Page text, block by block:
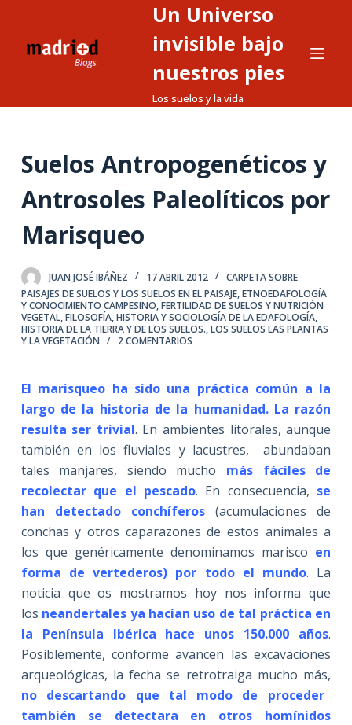
o
n
d
o
Un Universo
invisible bajo
nuestros pies
Los suelos y la vida
Suelos Antropogenéticos y
Antrosoles Paleolíticos por
Marisqueo
JUAN JOSÉ IBÁÑEZ 17 ABRIL 2012
CARPETA SOBRE
PAISAJES DE SUELOS Y LOS SUELOS EN EL PAISAJE,ETNOEDAFOLOGÍA
Y CONOCIMIENTO CAMPESINO,FERTILIDAD DE SUELOS Y NUTRICIÓN
VEGETAL,FILOSOFÍA, HISTORIA Y SOCIOLOGÍA DE LA EDAFOLOGÍA,
HISTORIA DE LA TIERRA Y DE LOS SUELOS.,LOS SUELOS LAS PLANTAS
Y LA VEGETACIÓN
2 COMENTARIOS
El marisqueo ha sido una práctica común a la
largo de la historia de la humanidad. La razón
resulta ser trivial. En ambientes litorales, aunque
también en los fluviales y lacustres, abundaban
tales manjares, siendo mucho más fáciles de
recolectar que el pescado. En consecuencia, se
han detectado conchíferos(acumulaciones de
conchas y otros caparazones de estos animales a
los que genéricamente denominamos marisco en
forma de vertederos) por todo el mundo. La
noticia que os mostramos hoy nos informa que
los neandertales ya hacían uso de tal práctica en
la Península Ibérica hace unos 150.000 años.
Posiblemente, conforme avancen las excavaciones
arqueológicas, la fecha se retrotraiga mucho más,
no descartando que tal modo de proceder
también se detectara en otros homínidos